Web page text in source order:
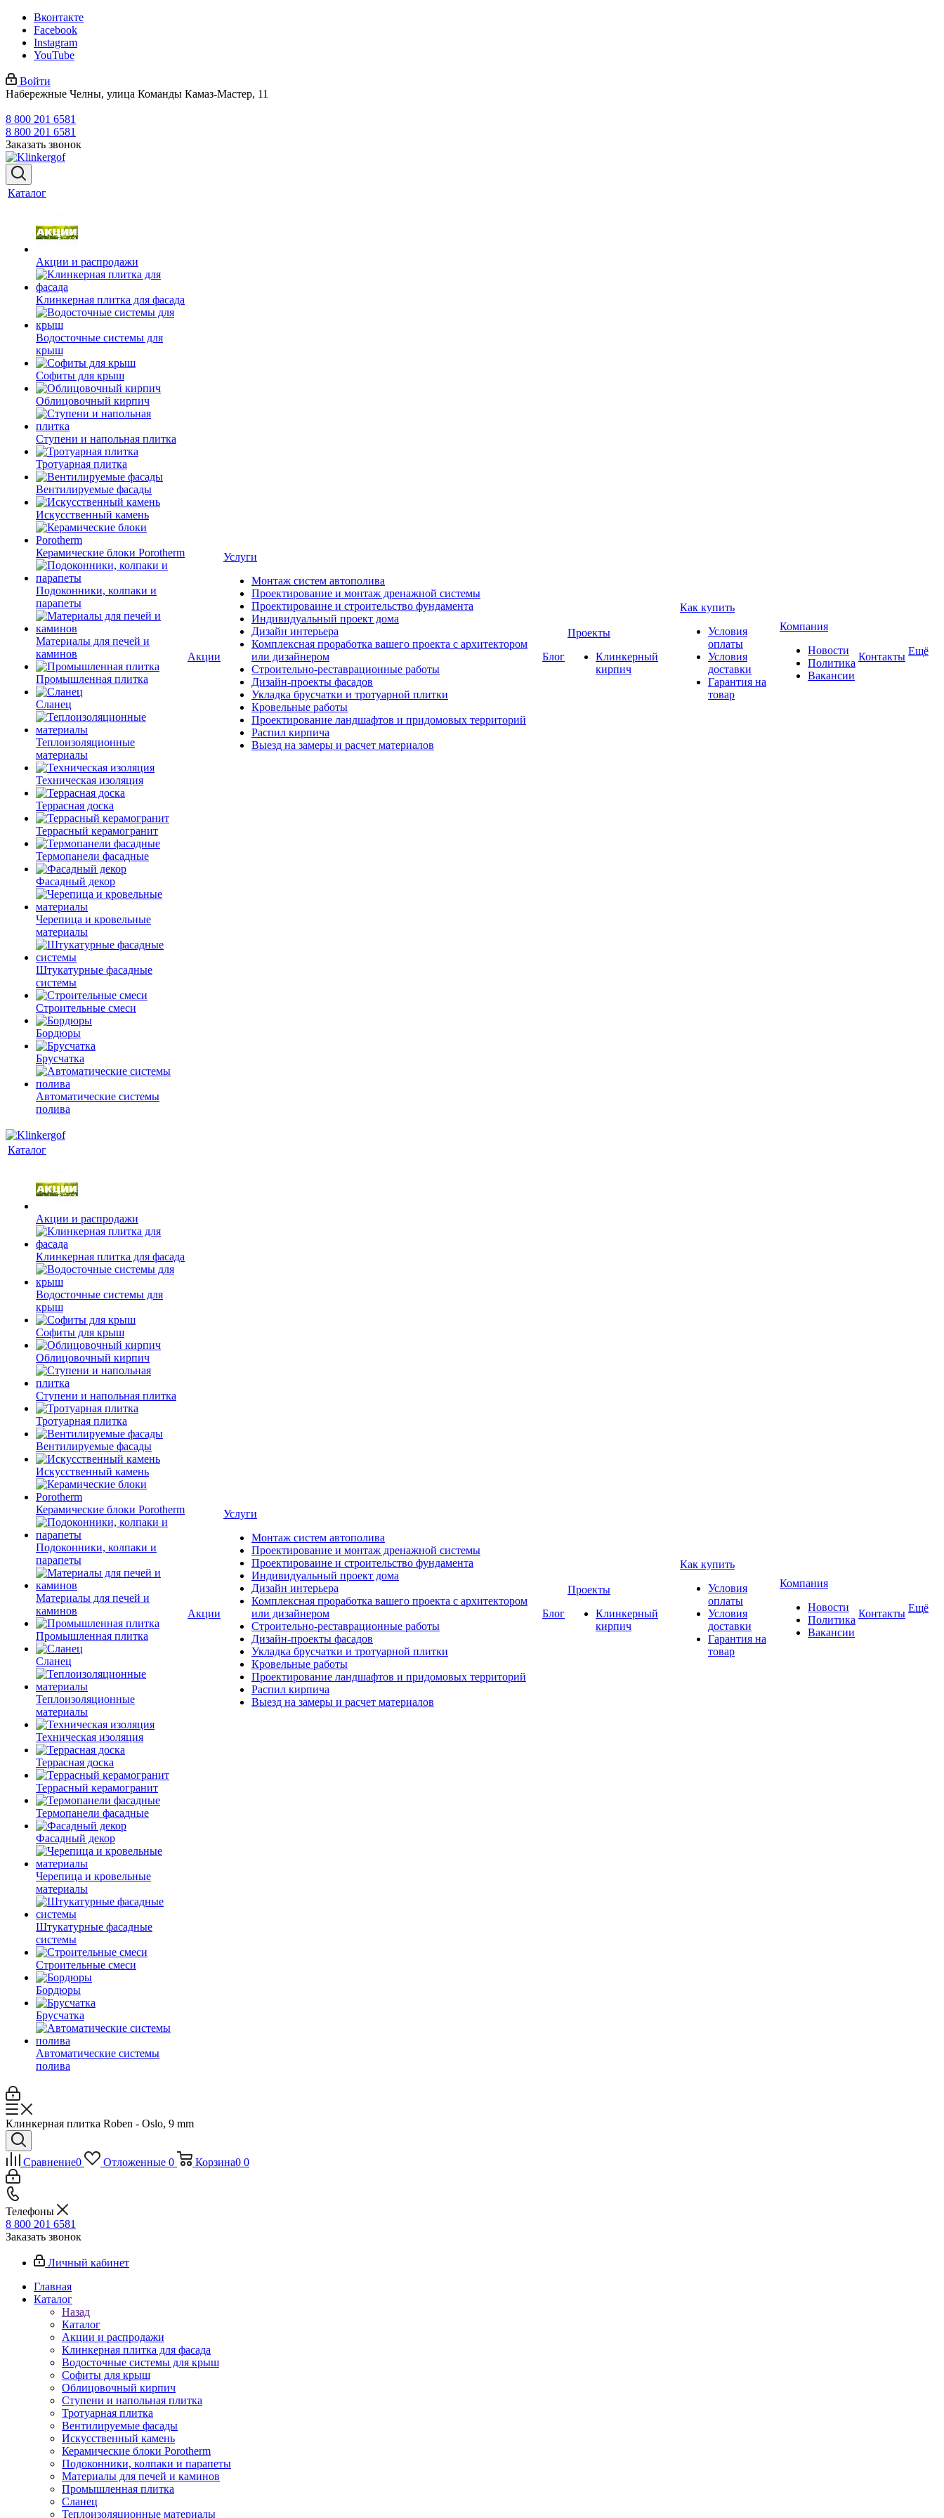
Вконтакте
Facebook
Instagram
YouTube
Войти
Набережные Челны, улица Команды Камаз-Мастер, 11
8 800 201 6581
8 800 201 6581
Заказать звонок
Каталог
Акции и распродажи
Клинкерная плитка для фасада
Водосточные системы для
крыш
Софиты для крыш
Облицовочный кирпич
Ступени и напольная плитка
Тротуарная плитка
Вентилируемые фасады
Искусственный камень
Керамические блоки Porotherm
Подоконники, колпаки и
парапеты
Материалы для печей и
каминов
Промышленная плитка
Сланец
Теплоизоляционные
материалы
Техническая изоляция
Террасная доска
Террасный керамогранит
Термопанели фасадные
Фасадный декор
Черепица и кровельные
материалы
Штукатурные фасадные
системы
Строительные смеси
Бордюры
Брусчатка
Автоматические системы
полива
Акции
Услуги
Монтаж систем автополива
Проектирование и монтаж дренажной системы
Проектироваине и строительство фундамента
Индивидуальный проект дома
Дизайн интерьера
Комплексная проработка вашего проекта с архитектором
или дизайнером
Строительно-реставрационные работы
Дизайн-проекты фасадов
Укладка брусчатки и тротуарной плитки
Кровельные работы
Проектирование ландшафтов и придомовых территорий
Распил кирпича
Выезд на замеры и расчет материалов
Блог
Проекты
Клинкерный
кирпич
Как купить
Условия
оплаты
Условия
доставки
Гарантия на
товар
Компания
Новости
Политика
Вакансии
Контакты Ещё
Каталог
Акции и распродажи
Клинкерная плитка для фасада
Водосточные системы для
крыш
Софиты для крыш
Облицовочный кирпич
Ступени и напольная плитка
Тротуарная плитка
Вентилируемые фасады
Искусственный камень
Керамические блоки Porotherm
Подоконники, колпаки и
парапеты
Материалы для печей и
каминов
Промышленная плитка
Сланец
Теплоизоляционные
материалы
Техническая изоляция
Террасная доска
Террасный керамогранит
Термопанели фасадные
Фасадный декор
Черепица и кровельные
материалы
Штукатурные фасадные
системы
Строительные смеси
Бордюры
Брусчатка
Автоматические системы
полива
Акции
Услуги
Монтаж систем автополива
Проектирование и монтаж дренажной системы
Проектироваине и строительство фундамента
Индивидуальный проект дома
Дизайн интерьера
Комплексная проработка вашего проекта с архитектором
или дизайнером
Строительно-реставрационные работы
Дизайн-проекты фасадов
Укладка брусчатки и тротуарной плитки
Кровельные работы
Проектирование ландшафтов и придомовых территорий
Распил кирпича
Выезд на замеры и расчет материалов
Блог
Проекты
Клинкерный
кирпич
Как купить
Условия
оплаты
Условия
доставки
Гарантия на
товар
Компания
Новости
Политика
Вакансии
Контакты Ещё
Клинкерная плитка Roben - Oslo, 9 mm
Сравнение0 Отложенные 0 Корзина0 0
Телефоны
8 800 201 6581
Заказать звонок
Личный кабинет
Главная
Каталог
Назад
Каталог
Акции и распродажи
Клинкерная плитка для фасада
Водосточные системы для крыш
Софиты для крыш
Облицовочный кирпич
Ступени и напольная плитка
Тротуарная плитка
Вентилируемые фасады
Искусственный камень
Керамические блоки Porotherm
Подоконники, колпаки и парапеты
Материалы для печей и каминов
Промышленная плитка
Сланец
Теплоизоляционные материалы